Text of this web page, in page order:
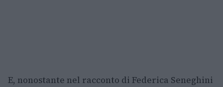
E, nonostante nel racconto di Federica Seneghini